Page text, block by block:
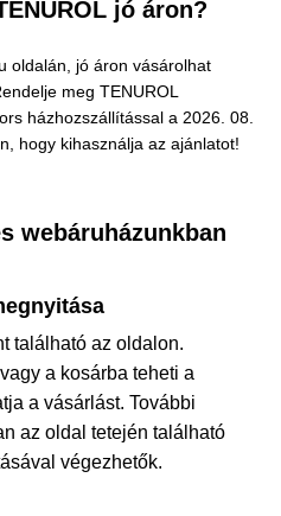
jó áron?
oldalán, jó áron vásárolhat
meg TENUROL
házhozszállítással a 2026. 08.
hogy kihasználja az ajánlatot!
webáruházunkban
található az oldalon.
a kosárba teheti a
a vásárlást. További
az oldal tetején található
végezhetők.